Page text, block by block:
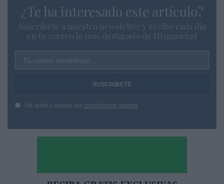
¿Te ha interesado este artículo?
Suscríbete a nuestro newsletter y recibe cada dia
en tu correo lo más destacado de Hispanidad
Tu correo electrónico...
He leído y acepto las condiciones legales